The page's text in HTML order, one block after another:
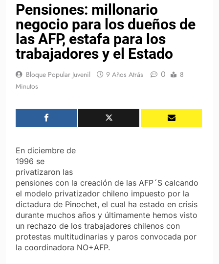
Pensiones: millonario
negocio para los dueños de
las AFP, estafa para los
trabajadores y el Estado
Bloque Popular Juvenil 9 Años Atrás 0
8
Minutos
En diciembre de
1996 se
privatizaron las
pensiones con la creación de las AFP´S calcando
el modelo privatizador chileno impuesto por la
dictadura de Pinochet, el cual ha estado en crisis
durante muchos años y últimamente hemos visto
un rechazo de los trabajadores chilenos con
protestas multitudinarias y paros convocada por
la coordinadora NO+AFP.